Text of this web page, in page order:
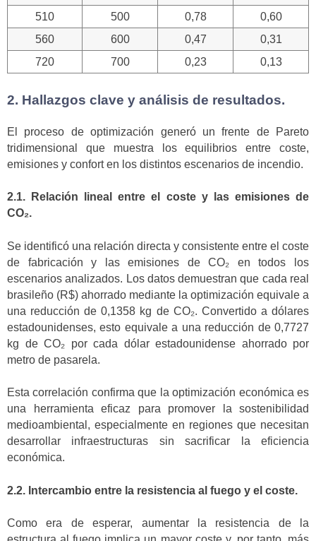
510
500 0,78
0,60
560
600 0,47
0,31
720
700 0,23 0,13
2. Hallazgos clave y análisis de resultados.
El proceso de optimización generó un frente de Pareto
tridimensional que muestra los equilibrios entre coste,
emisiones y confort en los distintos escenarios de incendio.
2.1. Relación lineal entre el coste y las emisiones de
CO₂.
Se identificó una relación directa y consistente entre el coste
de fabricación y las emisiones de CO₂ en todos los
escenarios analizados. Los datos demuestran que cada real
brasileño (R$) ahorrado mediante la optimización equivale a
una reducción de 0,1358 kg de CO₂. Convertido a dólares
estadounidenses, esto equivale a una reducción de 0,7727
kg de CO₂ por cada dólar estadounidense ahorrado por
metro de pasarela.
Esta correlación confirma que la optimización económica es
una herramienta eficaz para promover la sostenibilidad
medioambiental, especialmente en regiones que necesitan
desarrollar infraestructuras sin sacrificar la eficiencia
económica.
2.2. Intercambio entre la resistencia al fuego y el coste.
Como era de esperar, aumentar la resistencia de la